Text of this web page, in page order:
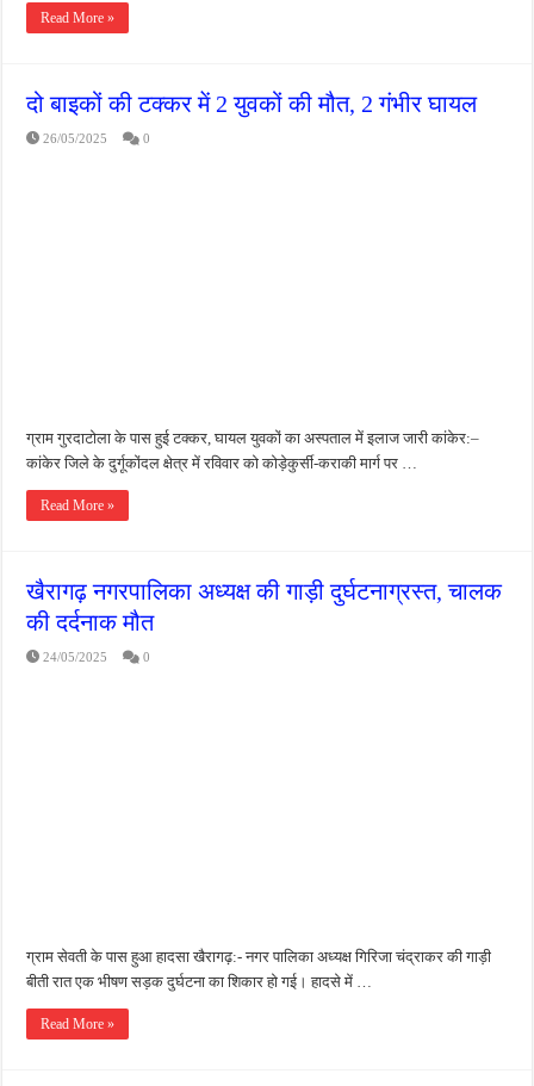
Read More »
दो बाइकों की टक्कर में 2 युवकों की मौत, 2 गंभीर घायल
26/05/2025 0
ग्राम गुरदाटोला के पास हुई टक्कर, घायल युवकों का अस्पताल में इलाज जारी कांकेर:–
कांकेर जिले के दुर्गूकोंदल क्षेत्र में रविवार को कोड़ेकुर्सी-कराकी मार्ग पर …
Read More »
खैरागढ़ नगरपालिका अध्यक्ष की गाड़ी दुर्घटनाग्रस्त, चालक
की दर्दनाक मौत
24/05/2025 0
ग्राम सेवती के पास हुआ हादसा खैरागढ़:- नगर पालिका अध्यक्ष गिरिजा चंद्राकर की गाड़ी
बीती रात एक भीषण सड़क दुर्घटना का शिकार हो गई। हादसे में …
Read More »